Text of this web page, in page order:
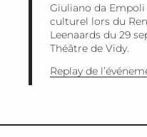
Giuliano da
culturel lors du
Leenaards du 29
Théâtre de Vidy.
Replay de